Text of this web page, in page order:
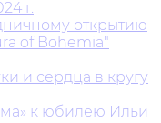
г.
открытию
of Bohemia"
и сердца в кругу
к юбилею Ильи